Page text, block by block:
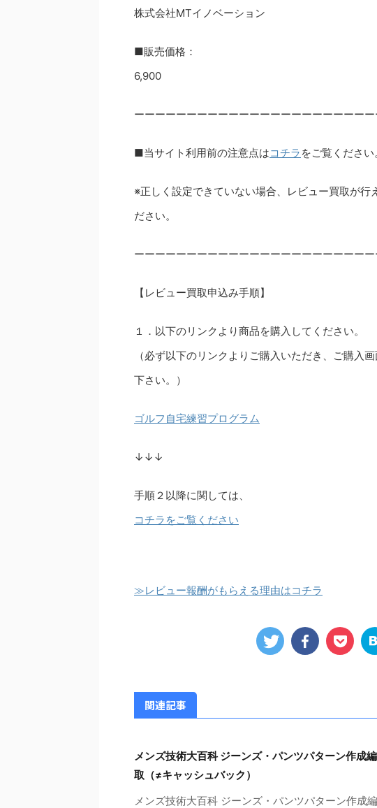
株式会社MTイノベーション
■販売価格：
6,900
ーーーーーーーーーーーーーーーーーーーーーー
■当サイト利用前の注意点はコチラ をご覧ください
※正しく設定できていない場合、レビュー買取が行
ださい。
ーーーーーーーーーーーーーーーーーーーーーー
【レビュー買取申込み手順】
１．以下のリンクより商品を購入してください。
（必ず以下のリンクよりご購入いただき、ご購入
下さい。）
ゴルフ自宅練習プログラム
↓↓↓
手順２以降に関しては、
コチラをご覧ください
≫レビュー報酬がもらえる理由はコチラ
関連記事
メンズ技術大百科 ジーンズ・パンツパターン作成
取（≠キャッシュバック）
メンズ技術大百科 ジーンズ・パンツパターン作成